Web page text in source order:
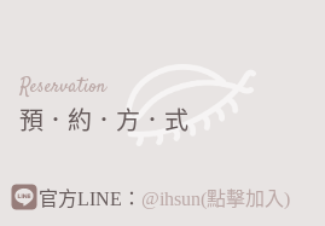
Reservation
預．約．方．式
官方LINE： @ihsun(點擊加入)